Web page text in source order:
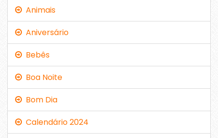
Animais
Aniversário
Bebês
Boa Noite
Bom Dia
Calendário 2024